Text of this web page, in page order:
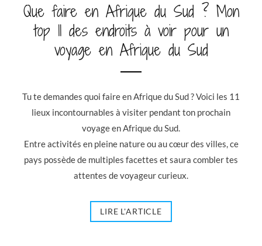
Que faire en Afrique du Sud ? Mon
top 11 des endroits à voir pour un
voyage en Afrique du Sud
Tu te demandes quoi faire en Afrique du Sud ? Voici les 11
lieux incontournables à visiter pendant ton prochain
voyage en Afrique du Sud.
Entre activités en pleine nature ou au cœur des villes, ce
pays possède de multiples facettes et saura combler tes
attentes de voyageur curieux.
LIRE L'ARTICLE